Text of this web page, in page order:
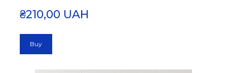
₴210,00 UAH
Buy